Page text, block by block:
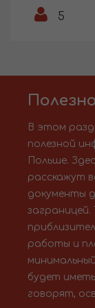
5
В этом
полезной
Польше.
расскажут
документы
заграницей.
работы и
будет
говорят,